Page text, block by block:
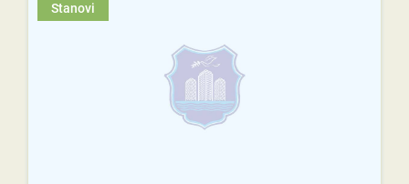
Stanovi